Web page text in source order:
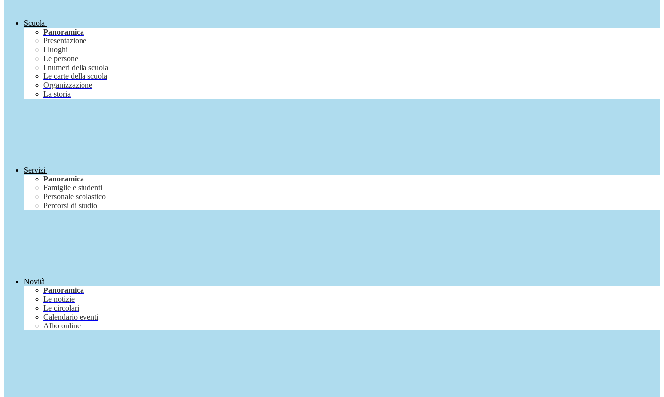
Scuola
Panoramica
Presentazione
I luoghi
Le persone
I numeri della scuola
Le carte della scuola
Organizzazione
La storia
Servizi
Panoramica
Famiglie e studenti
Personale scolastico
Percorsi di studio
Novità
Panoramica
Le notizie
Le circolari
Calendario eventi
Albo online